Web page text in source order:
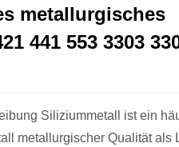
metallurgisches
441 553 3303
Siliziummetall ist ein
metallurgischer Qualität als